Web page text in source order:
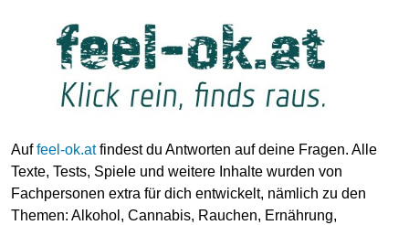
Auffeel-ok.atfindest du Antworten auf deine Fragen. Alle
Texte, Tests, Spiele und weitere Inhalte wurden von
Fachpersonen extra für dich entwickelt, nämlich zu den
Themen: Alkohol, Cannabis, Rauchen, Ernährung,